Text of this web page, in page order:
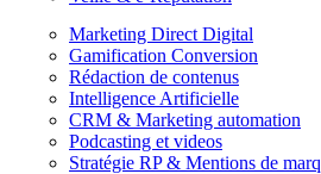
Marketing Direct Digital
Gamification Conversion
Rédaction de contenus
Intelligence Artificielle
CRM & Marketing automation
Podcasting et videos
Stratégie RP & Mentions de